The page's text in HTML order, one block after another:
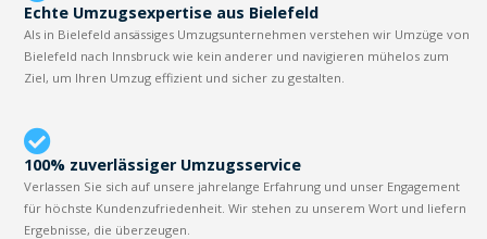
Echte Umzugsexpertise aus Bielefeld
Als in Bielefeld ansässiges Umzugsunternehmen verstehen wir Umzüge von
Bielefeld nach Innsbruck wie kein anderer und navigieren mühelos zum
Ziel, um Ihren Umzug effizient und sicher zu gestalten.
100% zuverlässiger Umzugsservice
Verlassen Sie sich auf unsere jahrelange Erfahrung und unser Engagement
für höchste Kundenzufriedenheit. Wir stehen zu unserem Wort und liefern
Ergebnisse, die überzeugen.